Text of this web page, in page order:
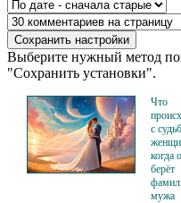
Выберите нужный метод
"Сохранить установки".
Что
с
когда
берёт
мужа